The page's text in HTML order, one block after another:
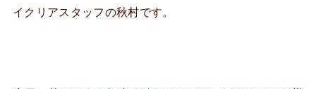
イクリアスタッフの秋村です。